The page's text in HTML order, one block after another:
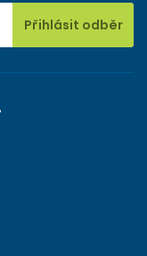
Přihlásit odběr